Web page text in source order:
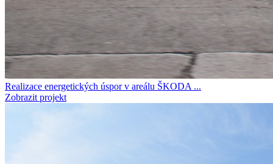
Realizace energetických úspor v areálu ŠKODA ...
Zobrazit projekt